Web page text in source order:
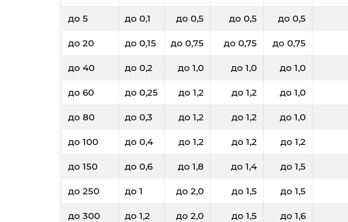
до 5 до 0,1 до 0,5 до 0,5 до 0,5
до 20 до 0,15 до 0,75 до 0,75 до 0,75
до 40 до 0,2 до 1,0 до 1,0 до 1,0
до 60 до 0,25 до 1,2 до 1,2 до 1,0
до 80 до 0,3 до 1,2 до 1,2 до 1,0
до 100 до 0,4 до 1,2 до 1,2 до 1,2
до 150 до 0,6 до 1,8 до 1,4 до 1,5
до 250 до 1 до 2,0 до 1,5 до 1,5
до 300 до 1,2 до 2,0 до 1,5 до 1,6